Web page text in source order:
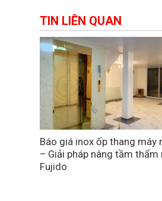
TIN LIÊN QUAN
Báo giá inox ốp thang máy
– Giải pháp nâng tầm thẩm
Fujido